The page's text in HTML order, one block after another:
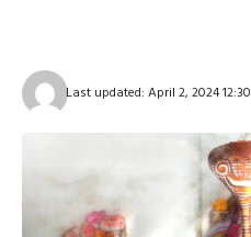
Last updated: April 2, 2024 12:30